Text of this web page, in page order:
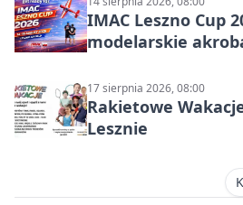
IMAC Leszno Cup
modelarskie
17 sierpnia 2026, 08:00
Rakietowe
Lesznie